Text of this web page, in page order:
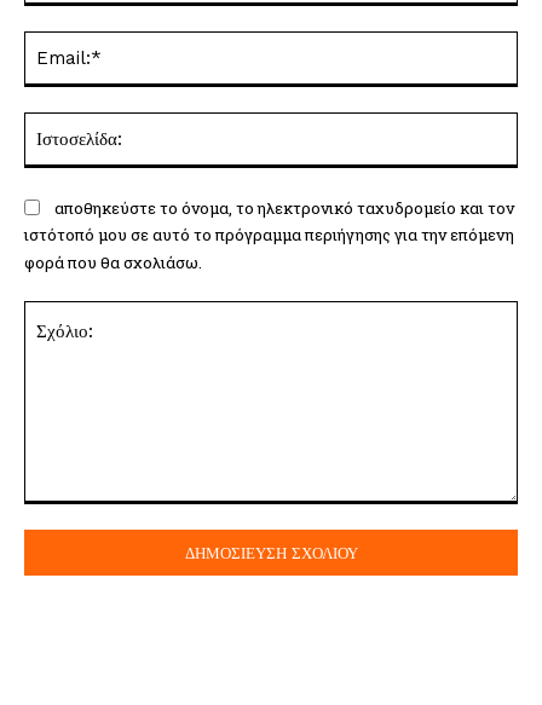
αποθηκεύστε το όνομα, το ηλεκτρονικό ταχυδρομείο και τον
ιστότοπό μου σε αυτό το πρόγραμμα περιήγησης για την επόμενη
φορά που θα σχολιάσω.